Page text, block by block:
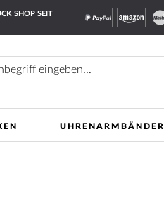
SHOP SEIT
UHRENARMBÄNDER